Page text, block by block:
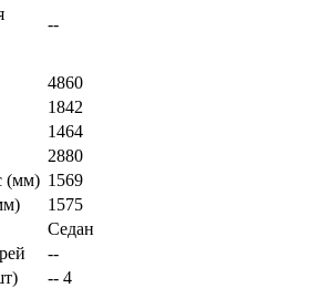
--
4860
1842
1464
2880
(мм) 1569
1575
Седан
--
-- 4